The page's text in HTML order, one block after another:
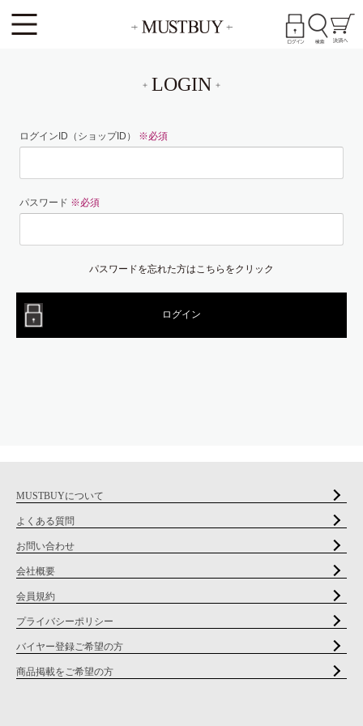
LOGIN
ログインID（ショップID） ※必須
パスワード ※必須
パスワードを忘れた方はこちらをクリック
MUSTBUYについて
よくある質問
お問い合わせ
会社概要
会員規約
プライバシーポリシー
バイヤー登録ご希望の方
商品掲載をご希望の方